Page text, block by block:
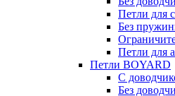
Петли для
Без
Петли для
Петли BOYARD
С
Без